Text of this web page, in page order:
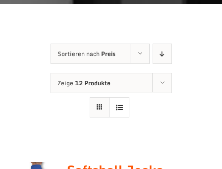
Sortieren nach Preis
Zeige 12 Produkte